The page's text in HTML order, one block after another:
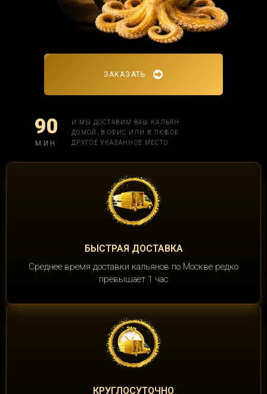
ЗАКАЗАТЬ
90
МИН
И МЫ ДОСТАВИМ ВАШ КАЛЬЯН
ДОМОЙ, В ОФИС ИЛИ В ЛЮБОЕ
ДРУГОЕ УКАЗАННОЕ МЕСТО
БЫСТРАЯ ДОСТАВКА
Среднее время доставки кальянов по Москве редко
превышает 1 час
КРУГЛОСУТОЧНО